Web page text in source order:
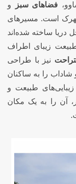
فضاهای سبز
و
است. مسیرهای
دریا ساخته شده‌اند
زیبای اطراف
نیز با طراحی
شاداب را به ساکنان
زیبایی‌های طبیعت و
آن را به یک مکان